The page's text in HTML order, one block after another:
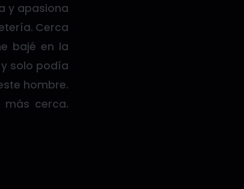
y apasiona
Cerca
bajé en la
solo podía
hombre.
más cerca.